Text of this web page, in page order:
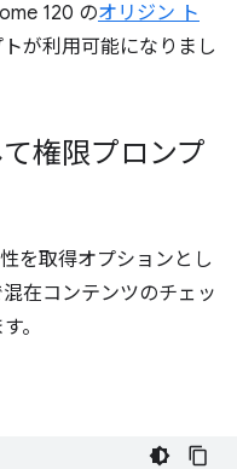
120 のオリジン ト
が利用可能になりまし
権限プロンプ
を取得オプションとし
在コンテンツのチェッ
。